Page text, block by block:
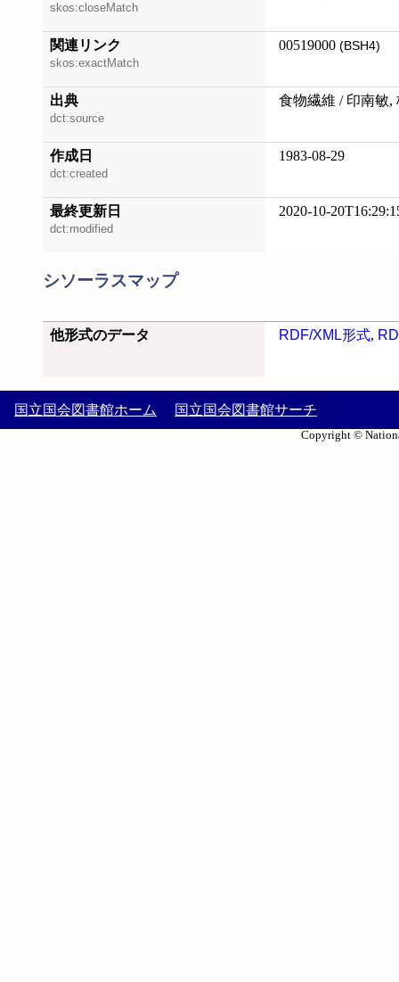
skos:closeMatch
関連リンク
skos:exactMatch
00519000 (BSH4)
出典
dct:source
食物繊維 / 印南敏,
作成日
dct:created
1983-08-29
最終更新日
dct:modified
2020-10-
シソーラスマップ
他形式のデータ RDF/XML形式,
国立国会図書館ホーム 国立国会図書館サーチ
Copyright ©